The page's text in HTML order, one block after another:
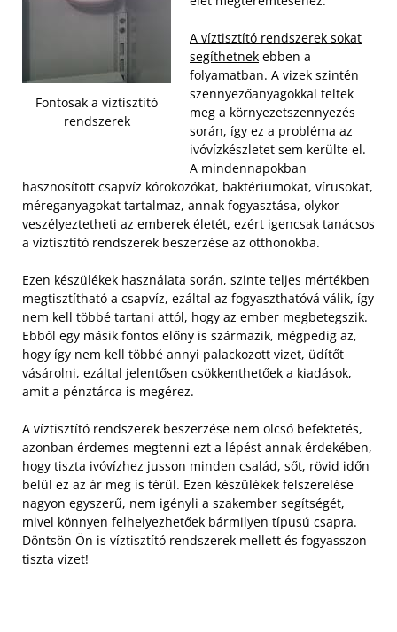
Fontosak a víztisztító
rendszerek
A víztisztító rendszerek sokat
segíthetnek ebben a
folyamatban. A vizek szintén
szennyezőanyagokkal teltek
meg a környezetszennyezés
során, így ez a probléma az
ivóvízkészletet sem kerülte el.
A mindennapokban
hasznosított csapvíz kórokozókat, baktériumokat, vírusokat,
méreganyagokat tartalmaz, annak fogyasztása, olykor
veszélyeztetheti az emberek életét, ezért igencsak tanácsos
a víztisztító rendszerek beszerzése az otthonokba.
Ezen készülékek használata során, szinte teljes mértékben
megtisztítható a csapvíz, ezáltal az fogyaszthatóvá válik, így
nem kell többé tartani attól, hogy az ember megbetegszik.
Ebből egy másik fontos előny is származik, mégpedig az,
hogy így nem kell többé annyi palackozott vizet, üdítőt
vásárolni, ezáltal jelentősen csökkenthetőek a kiadások,
amit a pénztárca is megérez.
A víztisztító rendszerek beszerzése nem olcsó befektetés,
azonban érdemes megtenni ezt a lépést annak érdekében,
hogy tiszta ivóvízhez jusson minden család, sőt, rövid időn
belül ez az ár meg is térül. Ezen készülékek felszerelése
nagyon egyszerű, nem igényli a szakember segítségét,
mivel könnyen felhelyezhetőek bármilyen típusú csapra.
Döntsön Ön is víztisztító rendszerek mellett és fogyasszon
tiszta vizet!